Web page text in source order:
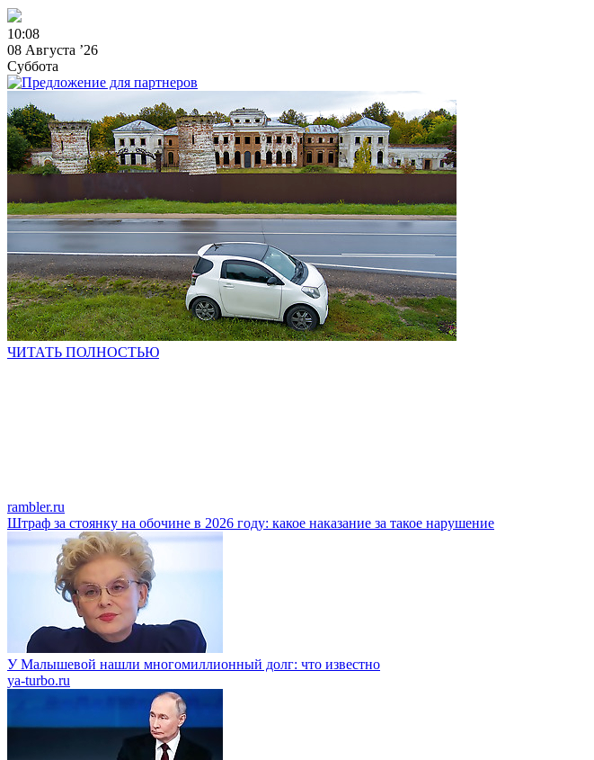
10:08
08 Августа ’26
Суббота
ЧИТАТЬ ПОЛНОСТЬЮ
rambler.ru
Штраф за стоянку на обочине в 2026 году: какое наказание за такое нарушение
У Малышевой нашли многомиллионный долг: что известно
ya-turbo.ru